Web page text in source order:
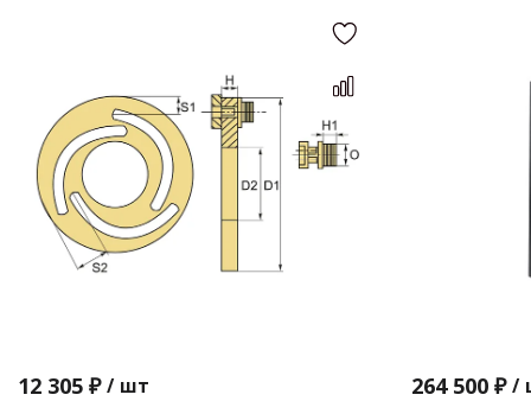
12 305 ₽ / шт 264 500 ₽ /